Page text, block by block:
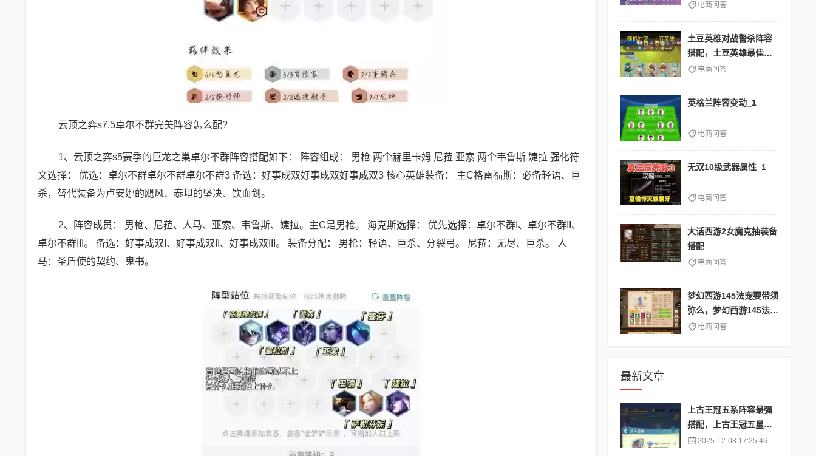
云顶之弈s7.5卓尔不群完美阵容怎么配?
1、云顶之弈s5赛季的巨龙之巢卓尔不群阵容搭配如下： 阵容组成： 男枪 两个赫里卡姆 尼菈 亚索 两个韦鲁斯 婕拉 强化符
文选择： 优选：卓尔不群卓尔不群卓尔不群3 备选：好事成双好事成双好事成双3 核心英雄装备： 主C格雷福斯：必备轻语、巨
杀，替代装备为卢安娜的飓风、泰坦的坚决、饮血剑。
2、阵容成员： 男枪、尼菈、人马、亚索、韦鲁斯、婕拉。主C是男枪。 海克斯选择： 优先选择：卓尔不群I、卓尔不群II、
卓尔不群III。 备选：好事成双I、好事成双II、好事成双III。 装备分配： 男枪：轻语、巨杀、分裂弓。 尼菈：无尽、巨杀。 人
马：圣盾使的契约、鬼书。
电商问答
土豆英雄对战警杀阵容
搭配，土豆英雄最佳阵
容 电商问答
英格兰阵容变动_1
电商问答
无双10级武器属性_1
电商问答
大话西游2女魔克抽装备
搭配
电商问答
梦幻西游145法宠要带须
弥么，梦幻西游145法宠
要带须弥么吗
电商问答
最新文章
上古王冠五系阵容最强
搭配，上古王冠五星排
行 2025-12-08 17:25:46